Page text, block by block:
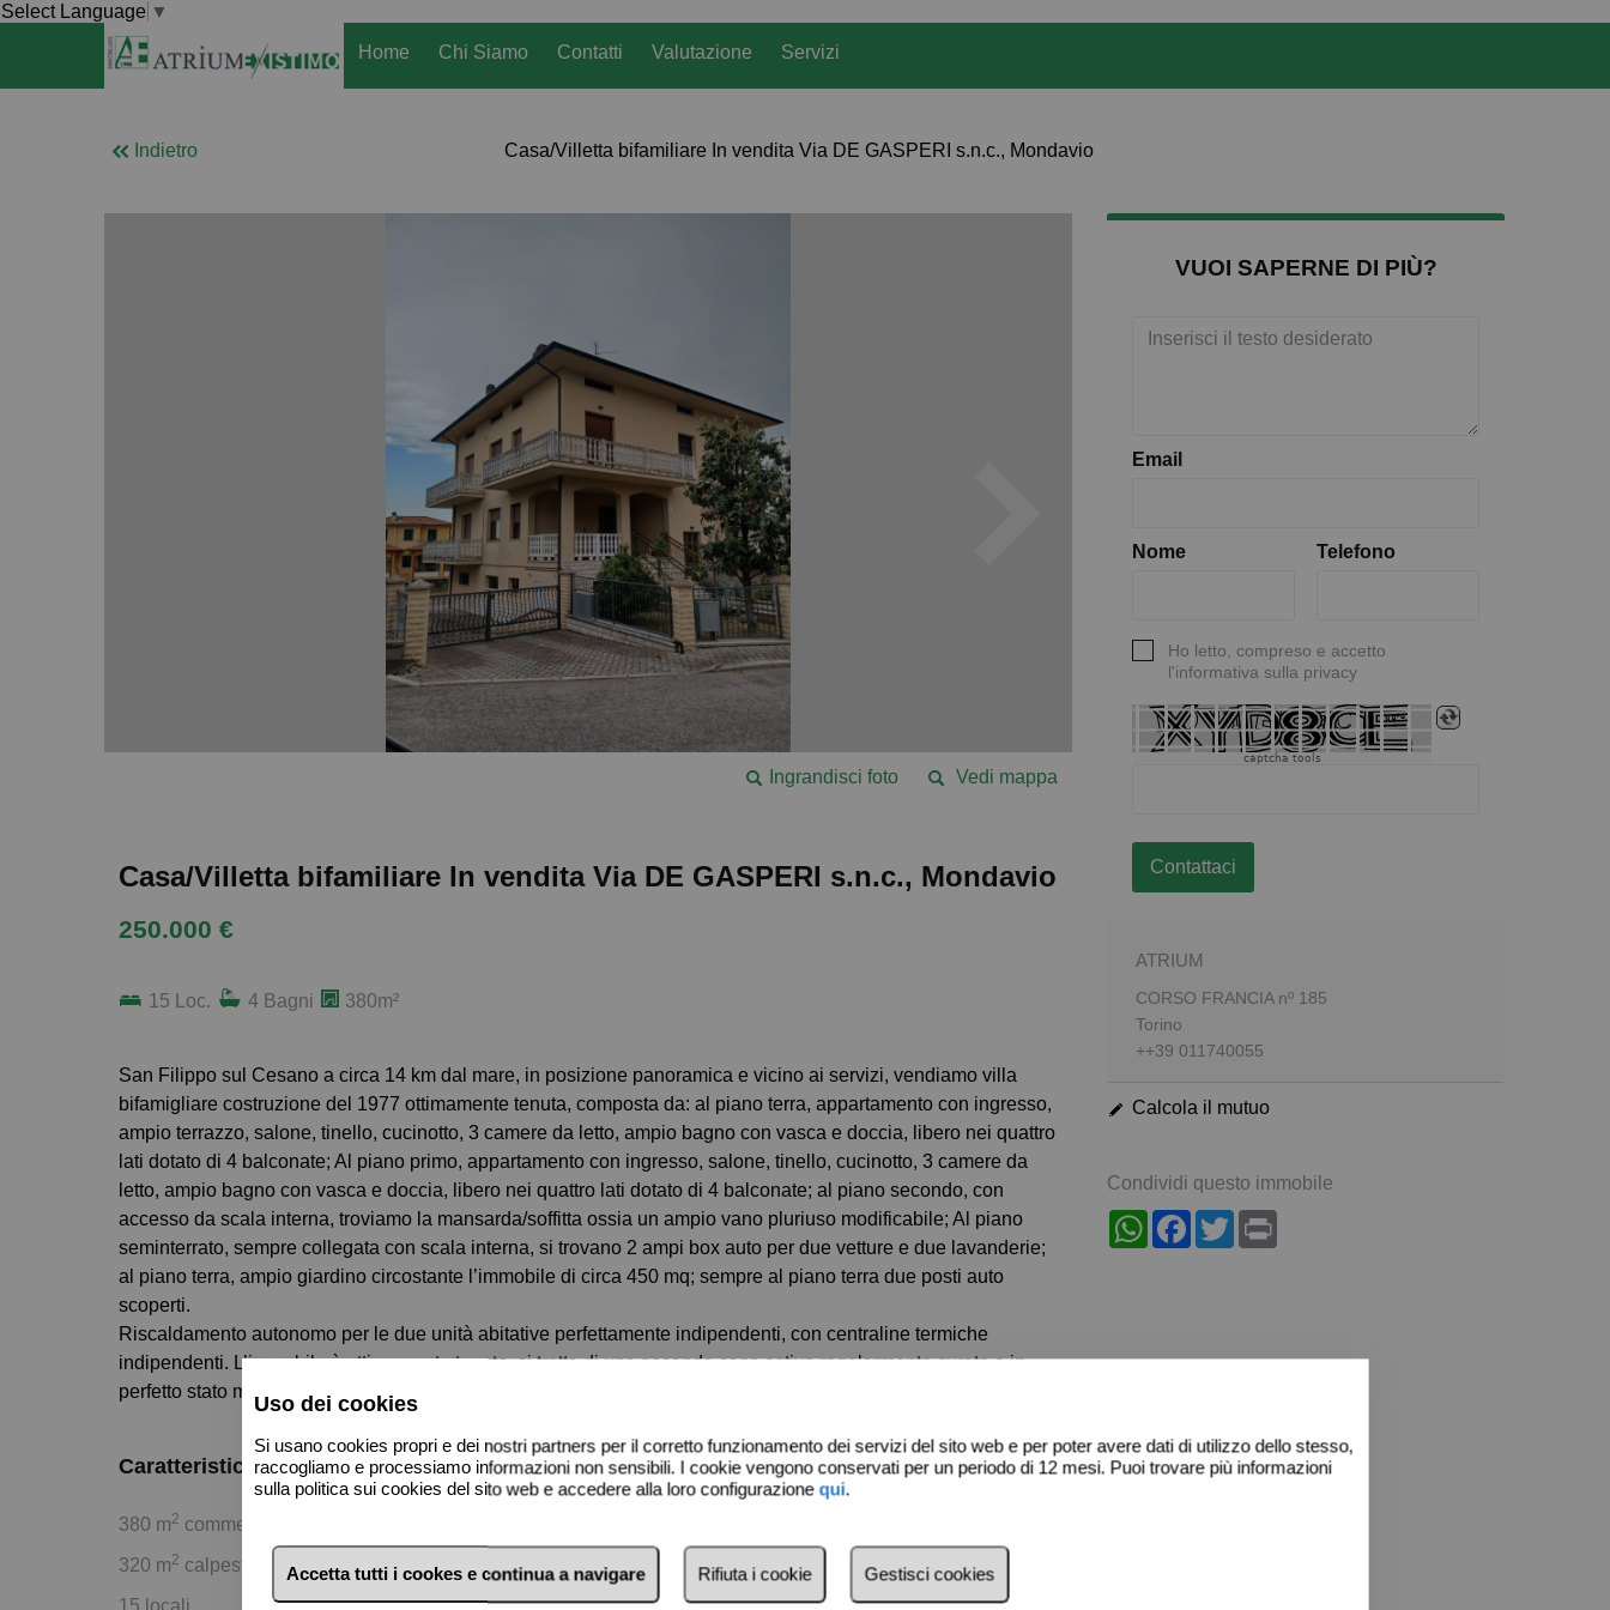
Select Language ▼
Home
Chi Siamo Contatti Valutazione Servizi
Indietro Casa/Villetta bifamiliare In vendita Via DE GASPERI s.n.c., Mondavio
Vedi mappa
Ingrandisci foto
Casa/Villetta bifamiliare In vendita Via DE GASPERI s.n.c., Mondavio
250.000 €
15 Loc. 4 Bagni 380m²
San Filippo sul Cesano a circa 14 km dal mare, in posizione panoramica e vicino ai servizi, vendiamo villa
bifamigliare costruzione del 1977 ottimamente tenuta, composta da: al piano terra, appartamento con ingresso,
ampio terrazzo, salone, tinello, cucinotto, 3 camere da letto, ampio bagno con vasca e doccia, libero nei quattro
lati dotato di 4 balconate; Al piano primo, appartamento con ingresso, salone, tinello, cucinotto, 3 camere da
letto, ampio bagno con vasca e doccia, libero nei quattro lati dotato di 4 balconate; al piano secondo, con
accesso da scala interna, troviamo la mansarda/soffitta ossia un ampio vano pluriuso modificabile; Al piano
seminterrato, sempre collegata con scala interna, si trovano 2 ampi box auto per due vetture e due lavanderie;
al piano terra, ampio giardino circostante l’immobile di circa 450 mq; sempre al piano terra due posti auto
scoperti.
Riscaldamento autonomo per le due unità abitative perfettamente indipendenti, con centraline termiche
indipendenti. L’immobile è ottimamente tenuto, si tratta di una seconda casa estiva regolarmente curata e in
perfetto stato manutentivo, la casa è libera ed è in pronta consegna. Il prezzo è trattabile.
Caratteristiche di base
380 m2 commerciali
320 m2 calpestabili
15 locali
VUOI SAPERNE DI PIÙ?
Email
Nome Telefono
Ho letto, compreso e accetto
l'informativa sulla privacy
captcha tools
Contattaci
ATRIUM
CORSO FRANCIA nº 185
Torino
++39 011740055
Calcola il mutuo
Condividi questo immobile
WhatsAppFacebook
Twitter
Uso dei cookies
Si usano cookies propri e dei nostri partners per il corretto funzionamento dei servizi del sito web e per poter avere dati di utilizzo dello stesso,
raccogliamo e processiamo informazioni non sensibili. I cookie vengono conservati per un periodo di 12 mesi. Puoi trovare più informazioni
sulla politica sui cookies del sito web e accedere alla loro configurazionequi.
Accetta tutti i cookes e continua a navigare Rifiuta i cookie Gestisci cookies